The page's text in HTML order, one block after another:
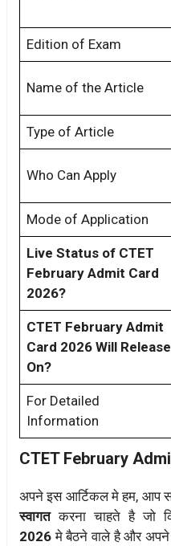
Edition of Exam
Name of the Article
Type of Article
Who Can Apply
Mode of Application
Live Status of CTET
February Admit Card
2026?
CTET February Admit
Card 2026 Will Release
On?
For Detailed
Information
CTET February
अपने इस आर्टिकल मे हम, आप
स्वागतकरना चाहते है जो
2026मे बैठने वाले है और